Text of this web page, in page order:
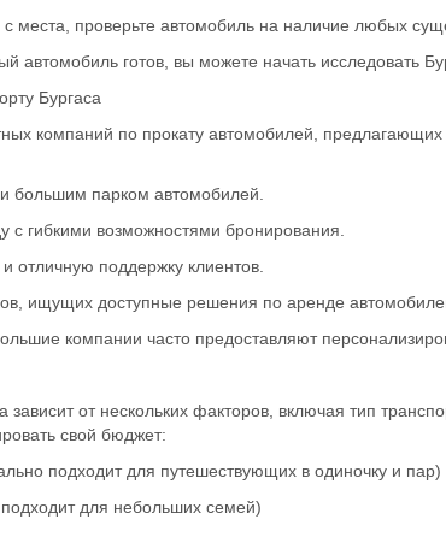
места, проверьте автомобиль на наличие любых
автомобиль готов, вы можете начать исследовать
Бургаса
компаний по прокату автомобилей,
большим парком автомобилей.
гибкими возможностями бронирования.
отличную поддержку клиентов.
ищущих доступные решения по аренде
компании часто предоставляют
от нескольких факторов, включая тип
свой бюджет:
подходит для путешествующих в одиночку и пар)
для небольших семей)